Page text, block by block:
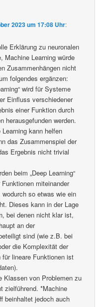
2023 um 17:08 Uhr:
Erklärung zu neuronalen
Machine Learning würde
Zusammenhängen nicht
folgendes ergänzen:
wird für Systeme
Einfluss verschiedener
einer Funktion durch
herausgefunden werden.
Learning kann helfen
das Zusammenspiel der
Ergebnis nicht trivial
beim „Deep Learning“
miteinander
so etwas wie ein
Dieses kann in der Lage
bei denen nicht klar ist,
an der
sind (wie z.B. bei
die Komplexität der
lineare Funktionen ist
Klassen von Problemen zu
zielführend. *Machine
beinhaltet jedoch auch